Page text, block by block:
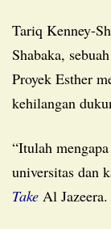
Tariq Kenney-Shawa, seorang rekan kebijakan AS di Al-
Shabaka,
Proyek Esther
kehilangan
“Itulah mengapa ada fokus yang begitu besar pada
universitas dan
Take Al Jazeera.